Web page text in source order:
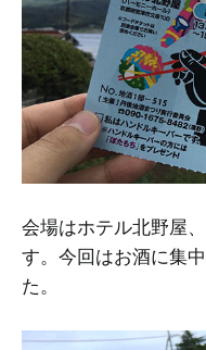
会場はホテル北野屋
す。今回はお酒に集
た。